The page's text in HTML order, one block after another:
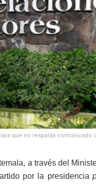
que no respalda comunicado
a través del
por la presidencia